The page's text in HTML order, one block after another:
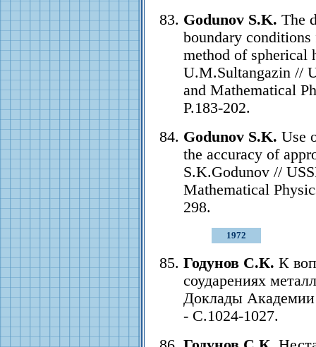
Godunov S.K. The
boundary
method of spherical
U.M.Sultangazin //
and Mathematical
P.183-202.
Godunov S.K. Use
the accuracy of
S.K.Godunov //
Mathematical
298.
1972
Годунов С.К. К
соударениях
Доклады
- С.1024-1027.